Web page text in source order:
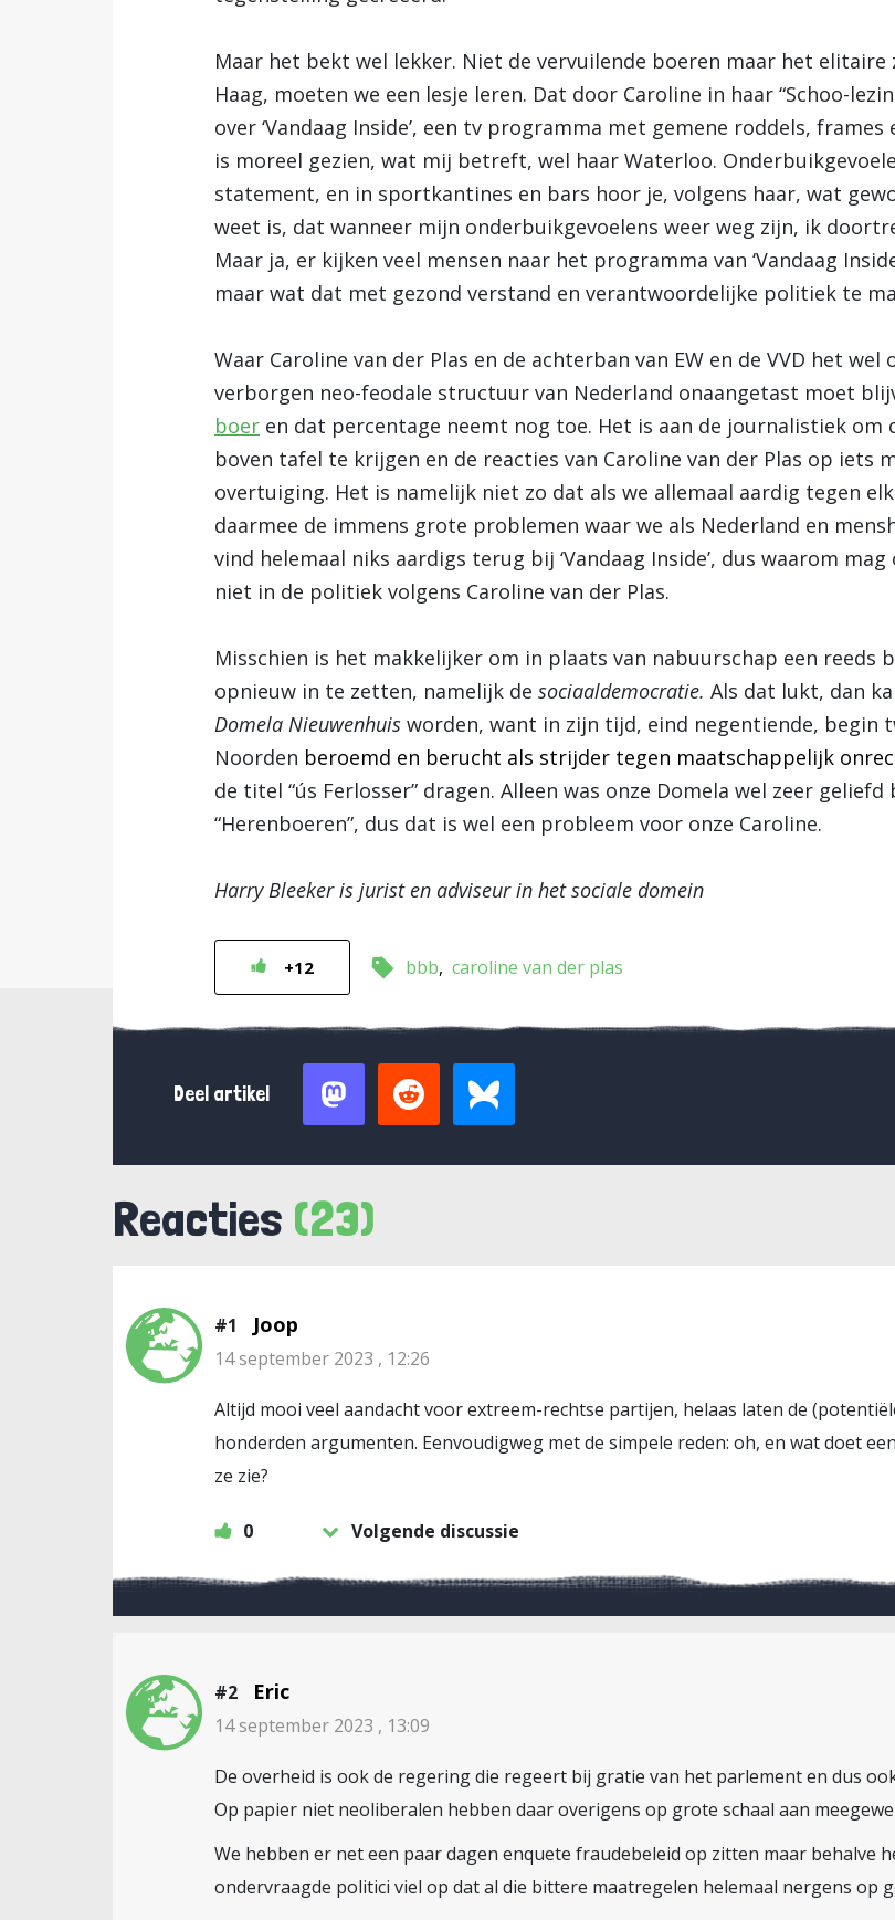
Maar het bekt wel lekker. Niet de vervuilende boeren maar het elitaire
Haag, moeten we een lesje leren. Dat door Caroline in haar “Schoo-
over ‘Vandaag Inside’, een tv programma met gemene roddels,
is moreel gezien, wat mij betreft, wel haar Waterloo.
statement, en in sportkantines en bars hoor je, volgens haar, wat
weet is, dat wanneer mijn onderbuikgevoelens weer weg zijn, ik
Maar ja, er kijken veel mensen naar het programma van ‘Vandaag
maar wat dat met gezond verstand en verantwoordelijke politiek te
Waar Caroline van der Plas en de achterban van EW en de VVD het
verborgen neo-feodale structuur van Nederland onaangetast moet
boer en dat percentage neemt nog toe. Het is aan de journalistiek om
boven tafel te krijgen en de reacties van Caroline van der Plas op iets
overtuiging. Het is namelijk niet zo dat als we allemaal aardig tegen
daarmee de immens grote problemen waar we als Nederland en
vind helemaal niks aardigs terug bij ‘Vandaag Inside’, dus waarom mag
niet in de politiek volgens Caroline van der Plas.
Misschien is het makkelijker om in plaats van nabuurschap een reeds
opnieuw in te zetten, namelijk de sociaaldemocratie. Als dat lukt, dan
Domela Nieuwenhuis worden, want in zijn tijd, eind negentiende, begin
Noorden beroemd en berucht als strijder tegen maatschappelijk
de titel “ús Ferlosser” dragen. Alleen was onze Domela wel zeer
“Herenboeren”, dus dat is wel een probleem voor onze Caroline.
Harry Bleeker is jurist en adviseur in het sociale domein
+12 bbb caroline van der plas
Deel artikel
Reacties (23)
#1 Joop
14 september 2023 , 12:26
Altijd mooi veel aandacht voor extreem-rechtse partijen, helaas laten de
honderden argumenten. Eenvoudigweg met de simpele reden: oh, en wat doet
ze zie?
0 Volgende discussie
#2 Eric
14 september 2023 , 13:09
De overheid is ook de regering die regeert bij gratie van het parlement en dus
Op papier niet neoliberalen hebben daar overigens op grote schaal aan
We hebben er net een paar dagen enquete fraudebeleid op zitten maar behalve
ondervraagde politici viel op dat al die bittere maatregelen helemaal nergens op